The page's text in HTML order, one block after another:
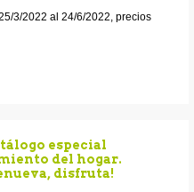
3/2022 al 24/6/2022, precios
especial
del hogar.
disfruta!